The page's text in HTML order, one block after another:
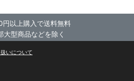
以上購入で送料無料
大型商品などを除く
いについて